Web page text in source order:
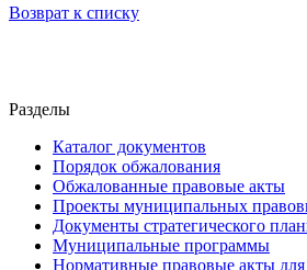
Возврат к списку
Разделы
Каталог документов
Порядок обжалования
Обжалованные правовые акты
Проекты муниципальных
Документы стратегического
Муниципальные программы
Нормативные правовые акты